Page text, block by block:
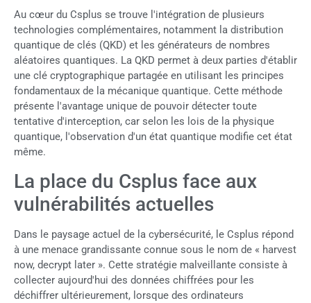
Au cœur du Csplus se trouve l'intégration de plusieurs
technologies complémentaires, notamment la distribution
quantique de clés (QKD) et les générateurs de nombres
aléatoires quantiques. La QKD permet à deux parties d'établir
une clé cryptographique partagée en utilisant les principes
fondamentaux de la mécanique quantique. Cette méthode
présente l'avantage unique de pouvoir détecter toute
tentative d'interception, car selon les lois de la physique
quantique, l'observation d'un état quantique modifie cet état
même.
La place du Csplus face aux
vulnérabilités actuelles
Dans le paysage actuel de la cybersécurité, le Csplus répond
à une menace grandissante connue sous le nom de « harvest
now, decrypt later ». Cette stratégie malveillante consiste à
collecter aujourd'hui des données chiffrées pour les
déchiffrer ultérieurement, lorsque des ordinateurs